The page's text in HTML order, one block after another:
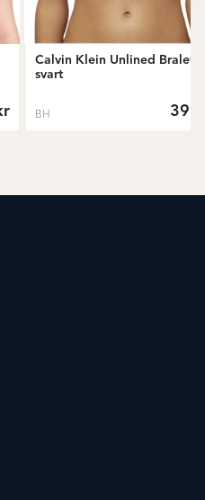
Calvin Klein Unlined
svart
BH 399